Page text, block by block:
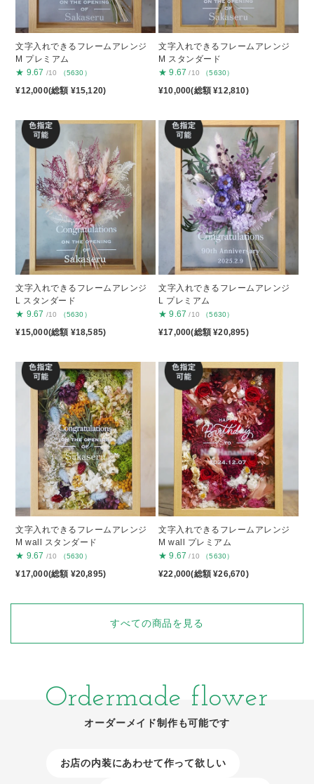
文字入れできるフレームアレンジ
M プレミアム
★ 9.67 /10 （5630）
¥12,000(総額 ¥15,120)
文字入れできるフレームアレンジ
M スタンダード
★ 9.67 /10 （5630）
¥10,000(総額 ¥12,810)
文字入れできるフレームアレンジ
L スタンダード
★ 9.67 /10 （5630）
¥15,000(総額 ¥18,585)
文字入れできるフレームアレンジ
L プレミアム
★ 9.67 /10 （5630）
¥17,000(総額 ¥20,895)
文字入れできるフレームアレンジ
M wall スタンダード
★ 9.67 /10 （5630）
¥17,000(総額 ¥20,895)
文字入れできるフレームアレンジ
M wall プレミアム
★ 9.67 /10 （5630）
¥22,000(総額 ¥26,670)
すべての商品を見る
Ordermade flower
オーダーメイド制作も可能です
お店の内装にあわせて作って欲しい